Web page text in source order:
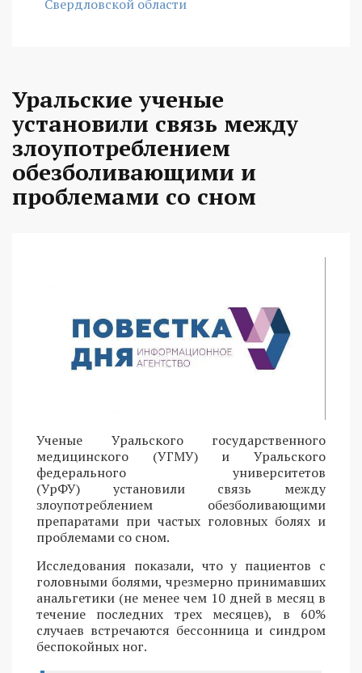
Свердловской области
Уральские ученые
установили связь между
злоупотреблением
обезболивающими и
проблемами со сном
Ученые Уральского государственного
медицинского (УГМУ) и Уральского
федерального университетов
(УрФУ) установили связь между
злоупотреблением обезболивающими
препаратами при частых головных болях и
проблемами со сном.
Исследования показали, что у пациентов с
головными болями, чрезмерно принимавших
анальгетики (не менее чем 10 дней в месяц в
течение последних трех месяцев), в 60%
случаев встречаются бессонница и синдром
беспокойных ног.